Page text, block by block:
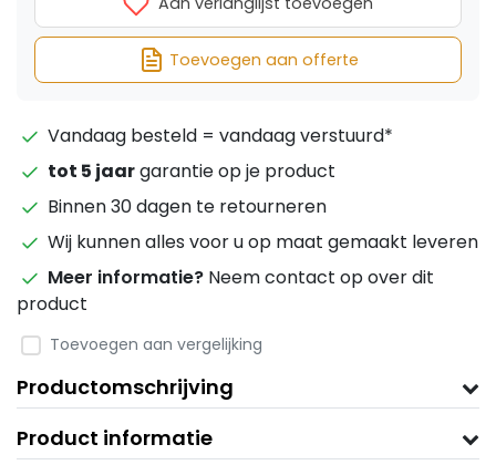
Toevoegen aan offerte
Vandaag besteld = vandaag verstuurd*
tot 5 jaargarantie op je product
Binnen 30 dagen te retourneren
Wij kunnen alles voor u op maat gemaakt leveren
Meer informatie? Neem contact op over dit
product
Toevoegen aan vergelijking
Productomschrijving
Product informatie